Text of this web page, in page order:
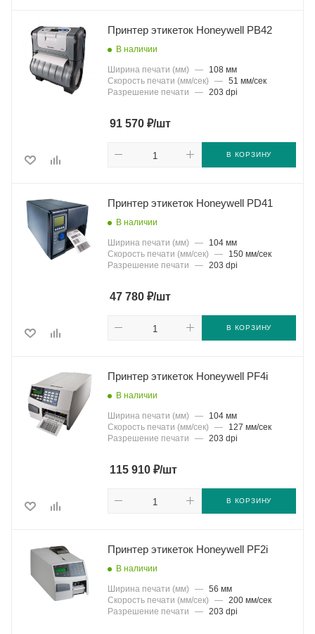
Принтер этикеток Honeywell PB42
В наличии
Ширина печати (мм) —
108 мм
Скорость печати (мм/сек)
— 51 мм/сек
Разрешение печати
— 203 dpi
91 570 ₽/шт
В КОРЗИНУ
Принтер этикеток Honeywell PD41
В наличии
Ширина печати (мм) —
104 мм
Скорость печати (мм/сек)
—
150 мм/сек
Разрешение печати
— 203 dpi
47 780 ₽/шт
В КОРЗИНУ
Принтер этикеток Honeywell PF4i
В наличии
Ширина печати (мм) —
104 мм
Скорость печати (мм/сек)
—
127 мм/сек
Разрешение печати
— 203 dpi
115 910 ₽/шт
В КОРЗИНУ
Принтер этикеток Honeywell PF2i
В наличии
Ширина печати (мм) — 56 мм
Скорость печати (мм/сек)
— 200 мм/сек
Разрешение печати
— 203 dpi